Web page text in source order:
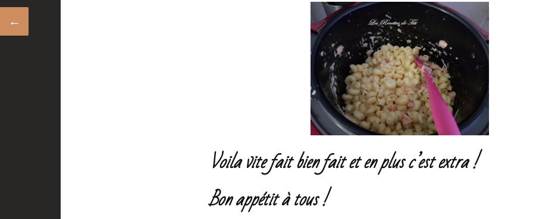
Voila vite fait bien fait et en plus c’est extra !
Bon appétit à tous !